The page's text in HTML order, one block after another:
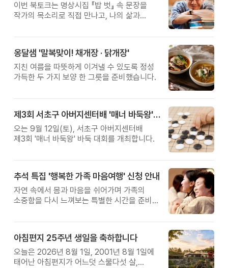
이번 북토크는 명상시집 『밥 벗』 속 문장을
작가의 목소리로 직접 만나고, 나의 삶과
옹달샘 '말복맞이! 채개장 · 닭개장'
지친 여름을 따뜻하게 이겨낼 수 있도록 정성
가득한 두 가지 보양 한 그릇을 준비했습니다.
제3회 서초구 아버지센터배 '매너 바둑왕' 대회
오는 9월 12일(토), 서초구 아버지센터배
제3회 '매너 바둑왕' 바둑 대회를 개최합니다.
추석 특집 '행복한 가족 마음여행' 신청 안내
자연 속에서 몸과 마음을 쉬어가며 가족의
소중함을 다시 느껴보는 특별한 시간을 준비해
아침편지 25주년 생일을 축하합니다
오늘은 2026년 8월 1일, 2001년 8월 1일에
태어난 아침편지가 어느덧 스물다섯 살,